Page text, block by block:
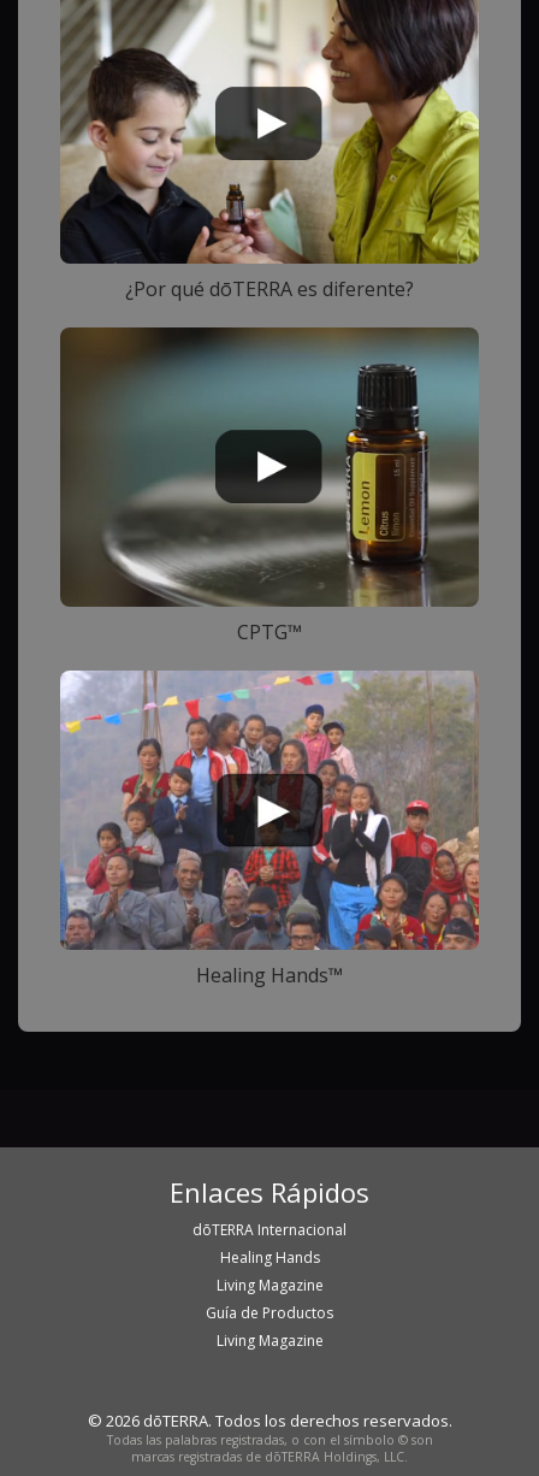
¿Por qué dōTERRA es diferente?
CPTG™
Healing Hands™
Enlaces Rápidos
dōTERRA Internacional
Healing Hands
Living Magazine
Guía de Productos
Living Magazine
© 2026 dōTERRA. Todos los derechos reservados.
Todas las palabras registradas, o con el símbolo © son
marcas registradas de dōTERRA Holdings, LLC.